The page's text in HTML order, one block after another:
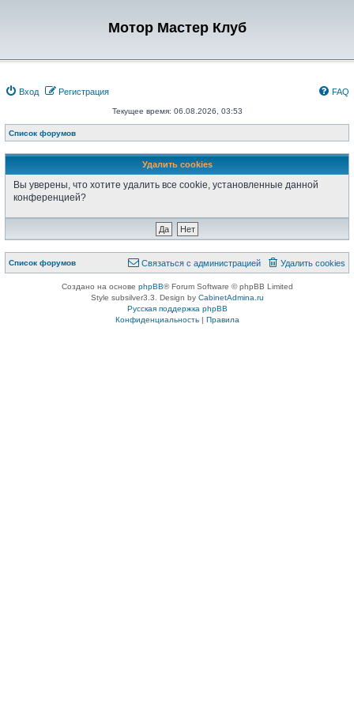
Мотор Мастер Клуб
Вход Регистрация FAQ
Текущее время: 06.08.2026, 03:53
Список форумов
Удалить cookies
Вы уверены, что хотите удалить все cookie, установленные данной
конференцией?
Список форумов Удалить cookies
Связаться с администрацией
Создано на основе phpBB® Forum Software © phpBB Limited
Style subsilver3.3. Design by CabinetAdmina.ru
Русская поддержка phpBB
Конфиденциальность| Правила